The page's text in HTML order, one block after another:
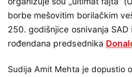
borbe mešovitim borilačkim
250. godišnjice osnivanja SAD
rođendana predsednika
Sudija Amit Mehta je dopustio